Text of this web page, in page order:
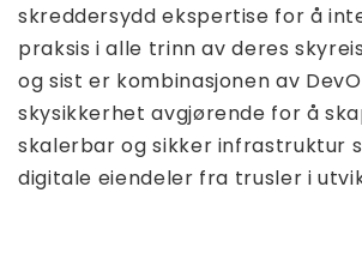
skreddersydd ekspertise for å
praksis i alle trinn av deres
og sist er kombinasjonen av
skysikkerhet avgjørende for å
skalerbar og sikker infrastruktur
digitale eiendeler fra trusler i